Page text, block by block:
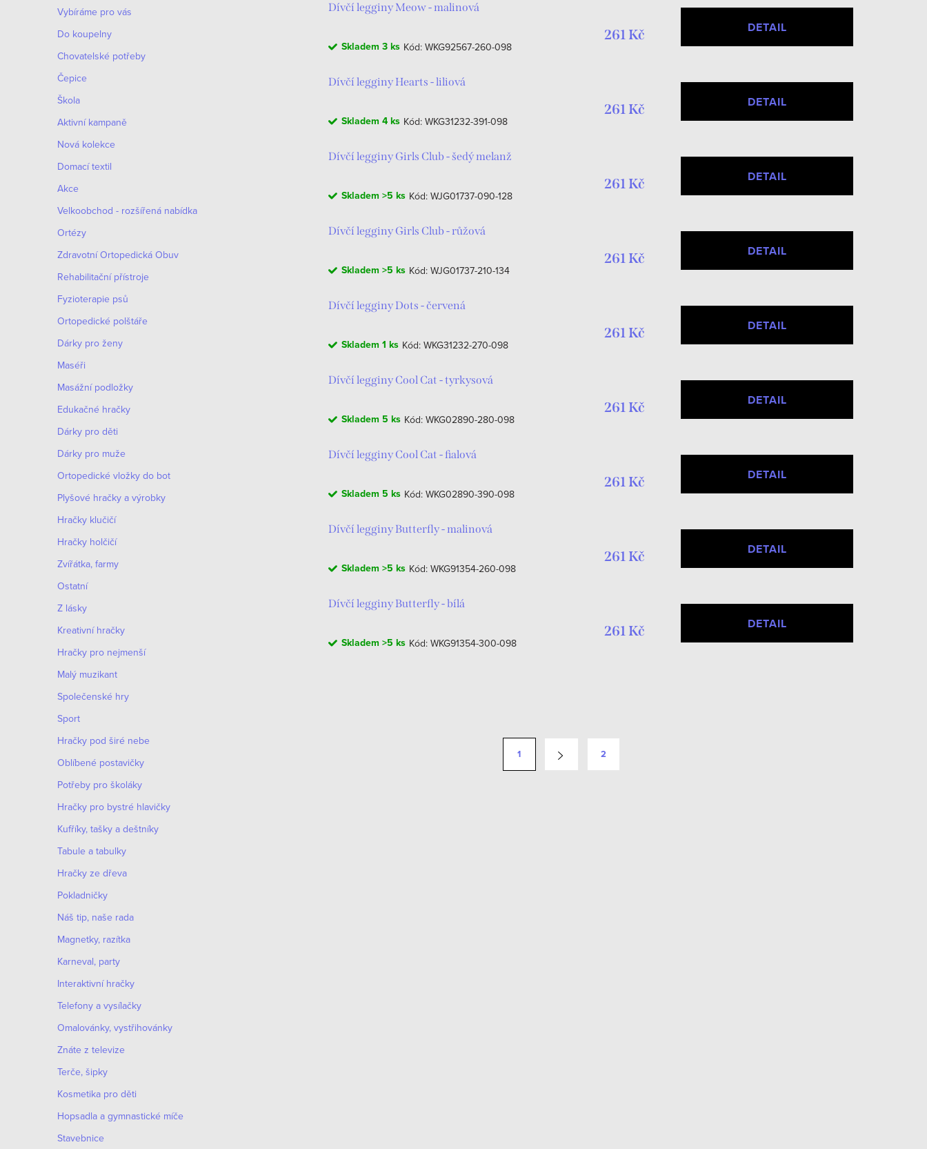
Vybíráme pro vás
Do koupelny
Chovatelské potřeby
Čepice
Škola
Aktivní kampaně
Nová kolekce
Domací textil
Akce
Velkoobchod - rozšířená nabídka
Ortézy
Zdravotní Ortopedická Obuv
Rehabilitační přístroje
Fyzioterapie psů
Ortopedické polštáře
Dárky pro ženy
Maséři
Masážní podložky
Edukačné hračky
Dárky pro děti
Dárky pro muže
Оrtopedické vložky do bot
Plyšové hračky a výrobky
Hračky klučičí
Hračky holčičí
Zvířátka, farmy
Ostatní
Z lásky
Kreativní hračky
Hračky pro nejmenší
Malý muzikant
Společenské hry
Sport
Hračky pod širé nebe
Oblíbené postavičky
Potřeby pro školáky
Hračky pro bystré hlavičky
Kufříky, tašky a deštníky
Tabule a tabulky
Hračky ze dřeva
Pokladničky
Náš tip, naše rada
Magnetky, razítka
Karneval, party
Interaktivní hračky
Telefony a vysílačky
Omalovánky, vystřihovánky
Znáte z televize
Terče, šipky
Kosmetika pro děti
Hopsadla a gymnastické míče
Stavebnice
Dívčí legginy Meow - malinová
Skladem 3 ks Kód: WKG92567-260-098
261 Kč DETAIL
Dívčí legginy Hearts - liliová
Skladem 4 ks Kód: WKG31232-391-098
261 Kč DETAIL
Dívčí legginy Girls Club - šedý melanž
Skladem >5 ks Kód: WJG01737-090-128
261 Kč DETAIL
Dívčí legginy Girls Club - růžová
Skladem >5 ks Kód: WJG01737-210-134
261 Kč DETAIL
Dívčí legginy Dots - červená
Skladem 1 ks Kód: WKG31232-270-098
261 Kč DETAIL
Dívčí legginy Cool Cat - tyrkysová
Skladem 5 ks Kód: WKG02890-280-098
261 Kč DETAIL
Dívčí legginy Cool Cat - fialová
Skladem 5 ks Kód: WKG02890-390-098
261 Kč DETAIL
Dívčí legginy Butterfly - malinová
Skladem >5 ks Kód: WKG91354-260-098
261 Kč DETAIL
Dívčí legginy Butterfly - bílá
Skladem >5 ks Kód: WKG91354-300-098
261 Kč DETAIL
1 2